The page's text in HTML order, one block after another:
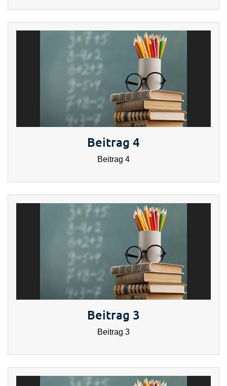
Beitrag 4
Beitrag 4
Beitrag 3
Beitrag 3